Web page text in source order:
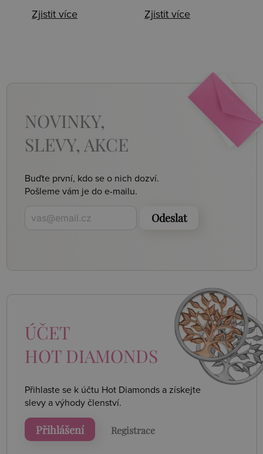
Zjistit více Zjistit více
NOVINKY,
SLEVY, AKCE
Buďte první, kdo se o nich dozví.
Pošleme vám je do e-mailu.
Odeslat
ÚČET
HOT DIAMONDS
Přihlaste se k účtu Hot Diamonds a získejte
slevy a výhody členství.
Přihlášení Registrace